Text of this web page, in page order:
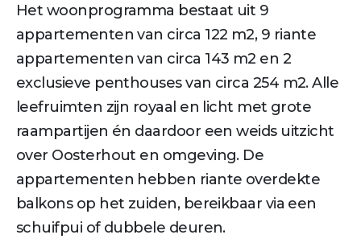
Het woonprogramma bestaat uit 9
appartementen van circa 122 m2, 9 riante
appartementen van circa 143 m2 en 2
exclusieve penthouses van circa 254 m2. Alle
leefruimten zijn royaal en licht met grote
raampartijen én daardoor een weids uitzicht
over Oosterhout en omgeving. De
appartementen hebben riante overdekte
balkons op het zuiden, bereikbaar via een
schuifpui of dubbele deuren.